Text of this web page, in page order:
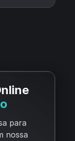
para
nossa